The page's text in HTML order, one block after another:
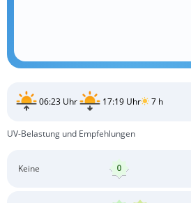
06:23 Uhr 17:19 Uhr 7 h
UV-Belastung und Empfehlungen
Keine